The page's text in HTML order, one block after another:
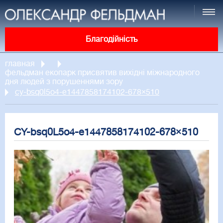
Благодійність
главная
фельдман екопарк присвятив вихідні міжнародного
дня людей з порушеннями зору
cy-bsq0l5o4-e1447858174102-678×510
CY-bsq0L5o4-e1447858174102-678×510